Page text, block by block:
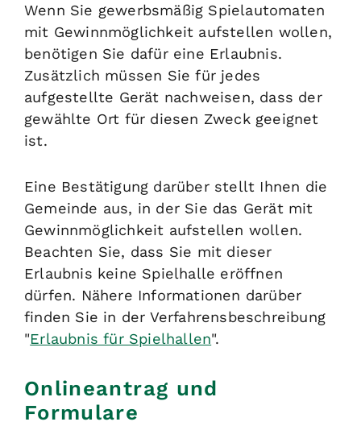
Wenn Sie gewerbsmäßig Spielautomaten
mit Gewinnmöglichkeit aufstellen wollen,
benötigen Sie dafür eine Erlaubnis.
Zusätzlich müssen Sie für jedes
aufgestellte Gerät nachweisen, dass der
gewählte Ort für diesen Zweck geeignet
ist.
Eine Bestätigung darüber stellt Ihnen die
Gemeinde aus, in der Sie das Gerät mit
Gewinnmöglichkeit aufstellen wollen.
Beachten Sie, dass Sie mit dieser
Erlaubnis keine Spielhalle eröffnen
dürfen. Nähere Informationen darüber
finden Sie in der Verfahrensbeschreibung
"Erlaubnis für Spielhallen".
Onlineantrag und
Formulare